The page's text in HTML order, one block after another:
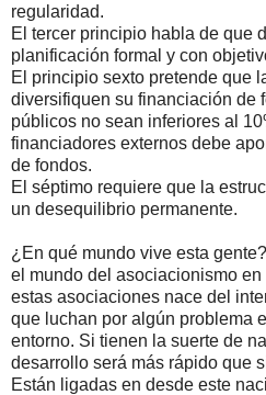
regularidad.
El tercer principio habla de que
planificación formal y con
El principio sexto pretende que
diversifiquen su financiación de
públicos no sean inferiores al
financiadores externos debe
de fondos.
El séptimo requiere que la
un desequilibrio permanente.
¿En qué mundo vive esta
el mundo del asociacionismo
estas asociaciones nace del
que luchan por algún problema
entorno. Si tienen la suerte de
desarrollo será más rápido que
Están ligadas en desde este